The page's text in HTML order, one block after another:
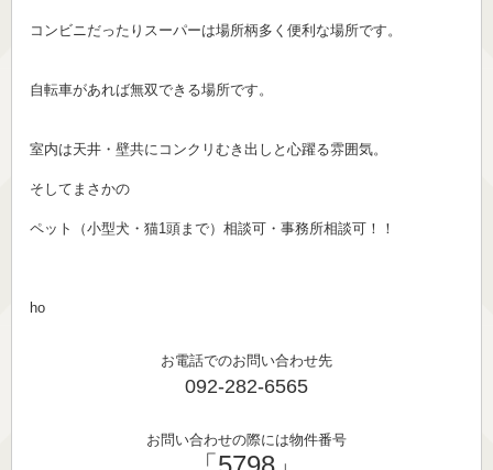
コンビニだったりスーパーは場所柄多く便利な場所です。
自転車があれば無双できる場所です。
室内は天井・壁共にコンクリむき出しと心躍る雰囲気。
そしてまさかの
ペット（小型犬・猫1頭まで）相談可・事務所相談可！！
ho
お電話でのお問い合わせ先
092-282-6565
お問い合わせの際には物件番号